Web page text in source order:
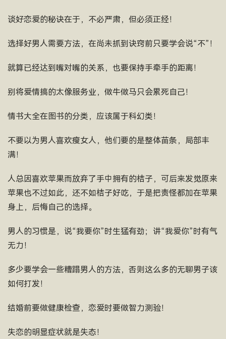
谈好恋爱的秘诀在于，不必严肃，但必须正经！
选择好男人需要方法，在尚未抓到诀窍前只要学会说“不”！
就算已经达到嘴对嘴的关系，也要保持手牵手的距离！
别将爱情搞的太像服务业，做牛做马只会累死自己！
情书大全在图书的分类，应该属于科幻类！
不要以为男人喜欢瘦女人，他们要的是整体苗条，局部丰
满！
人总因喜欢苹果而放弃了手中拥有的桔子，可后来发觉原来
苹果也不过如此，还不如桔子好吃，于是把责怪都加在苹果
身上，后悔自己的选择。
男人的习惯是，说“我要你”时生猛有劲；讲“我爱你”时有气
无力！
多少要学会一些糟蹋男人的方法，否则这么多的无聊男子该
如何打发！
结婚前要做健康检查，恋爱时要做智力测验！
失恋的明显症状就是失态！